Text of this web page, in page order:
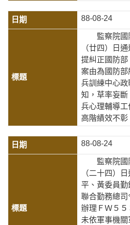
88-08-24
監察院國
（廿四）日
提糾正國防
案由為國防
兵訓練中心
知，草率妄
兵心理輔導
高階績效不
88-08-24
監察院國
（二十四）
平、黃委員
聯合勤務總
辦理ＦＷ５５
未依軍事機